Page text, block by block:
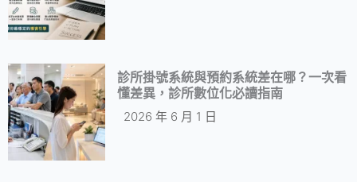
診所掛號系統與預約系統差在哪？一次看
懂差異，診所數位化必讀指南
2026 年 6 月 1 日